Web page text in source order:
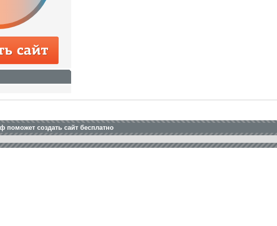
поможет создать сайт бесплатно